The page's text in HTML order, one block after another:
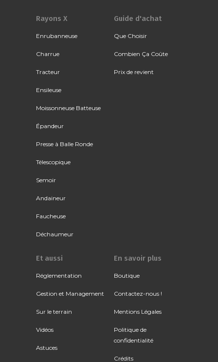
Rayons X
Enrubanneuse
Charrue
Tracteur
Ensileuse
Moissonneuse Batteuse
Épandeur
Presse à Balle Ronde
Télescopique
Semoir
Andaineur
Faucheuse
Déchaumeur
Guide d'achat
Que Choisir
Combien Ça Coûte
Prix de revient
Et aussi
Réglementation
Gestion et Management
Sur le terrain
Vidéos
Astuces
En savoir plus
Boutique
Contactez-nous !
Mentions Légales
Politique de
confidentialité
Crédits